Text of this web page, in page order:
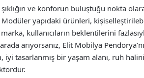
ve konforun buluştuğu nokta
yapıdaki ürünleri,
kullanıcıların beklentilerini
arıyorsanız, Elit Mobilya
iyi tasarlanmış bir yaşam alanı, ruh